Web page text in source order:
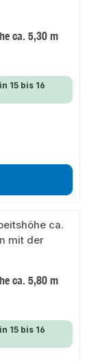
ca. 5,30 m
15 bis 16
ca. 5,80 m
15 bis 16